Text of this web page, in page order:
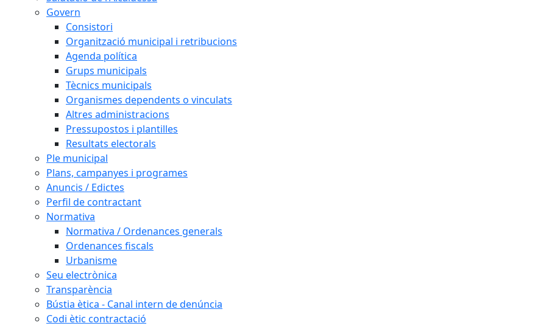
Govern
Consistori
Organització municipal i retribucions
Agenda política
Grups municipals
Tècnics municipals
Organismes dependents o vinculats
Altres administracions
Pressupostos i plantilles
Resultats electorals
Ple municipal
Plans, campanyes i programes
Anuncis / Edictes
Perfil de contractant
Normativa
Normativa / Ordenances generals
Ordenances fiscals
Urbanisme
Seu electrònica
Transparència
Bústia ètica - Canal intern de denúncia
Codi ètic contractació